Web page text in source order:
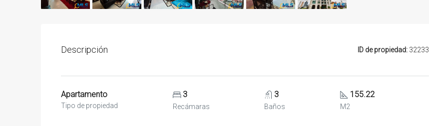
Descripción ID de propiedad: 32233
Apartamento
Tipo de propiedad
3
Recámaras
3
Baños
155.22
M2